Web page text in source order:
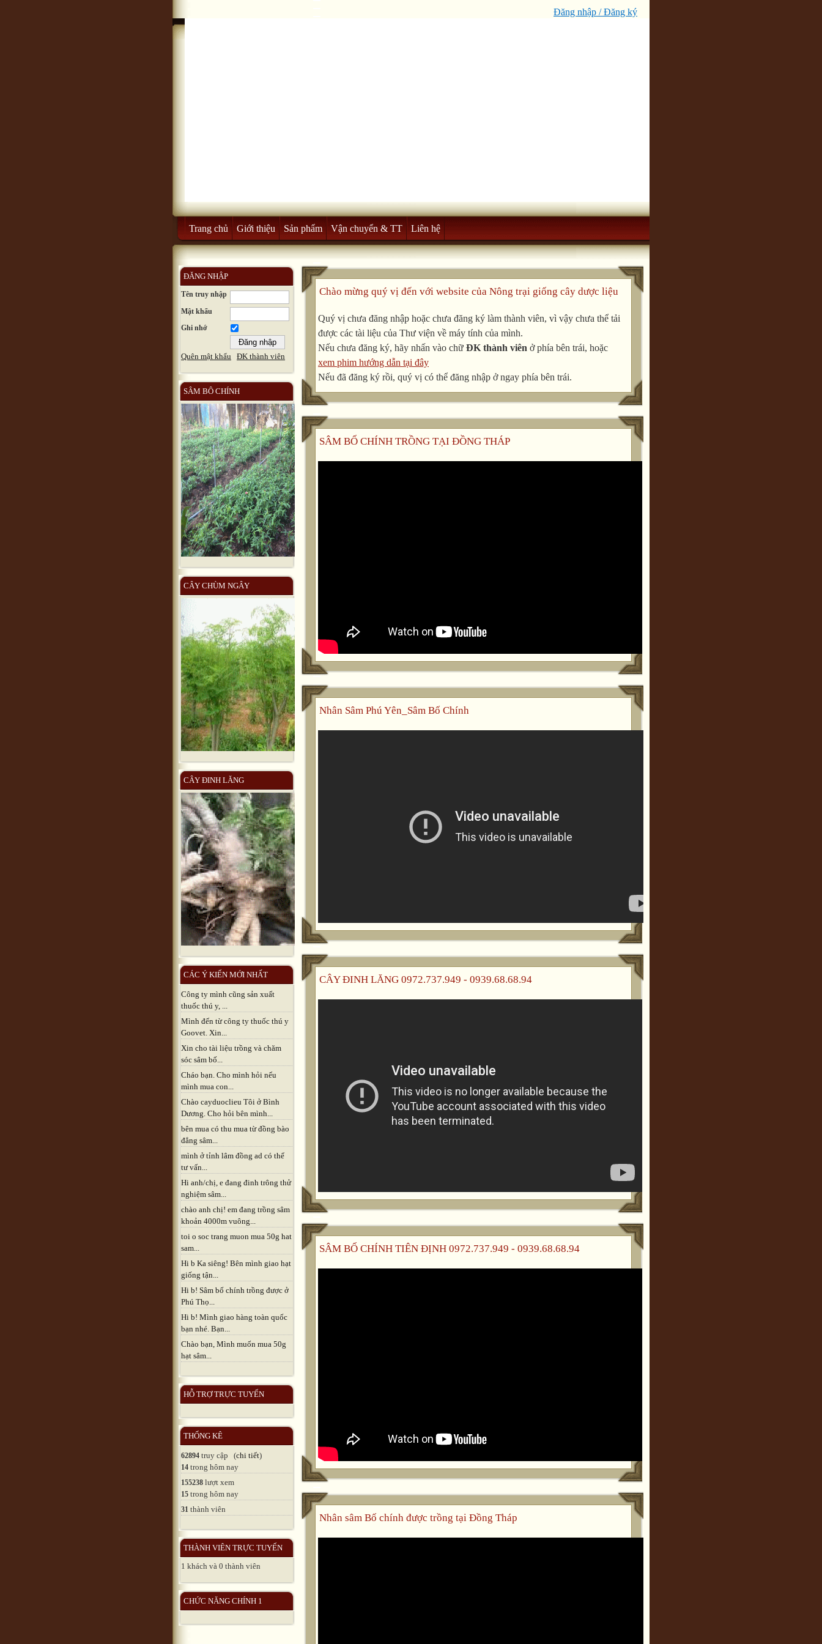
Đăng nhập / Đăng ký
Trang chủ Giới thiệu Sản phẩm Vận chuyển & TT Liên hệ
ĐĂNG NHẬP
Tên truy nhập
Mật khẩu
Ghi nhớ
Quên mật khẩu ĐK thành viên
SÂM BÔ CHÍNH
CÂY CHÙM NGÂY
CÂY ĐINH LĂNG
CÁC Ý KIẾN MỚI NHẤT
Công ty mình cũng sản xuất
thuốc thú y, ...
Mình đến từ công ty thuốc thú y
Goovet. Xin...
Xin cho tài liệu trồng và chăm
sóc sâm bố...
Cháo bạn. Cho mình hỏi nếu
mình mua con...
Chào cayduoclieu Tôi ở Bình
Dương. Cho hỏi bên mình...
bên mua có thu mua từ đồng bào
đẳng sâm...
mình ở tỉnh lâm đồng ad có thể
tư vấn...
Hi anh/chị, e đang đinh trông thử
nghiệm sâm...
chào anh chị! em đang trồng sâm
khoản 4000m vuông...
toi o soc trang muon mua 50g hat
sam...
Hi b Ka siêng! Bên mình giao hạt
giống tận...
Hi b! Sâm bố chính trồng được ở
Phú Thọ...
Hi b! Mình giao hàng toàn quốc
bạn nhé. Bạn...
Chào bạn, Mình muốn mua 50g
hạt sâm...
HỖ TRỢ TRỰC TUYẾN
THỐNG KÊ
62894 truy cập (chi tiết)
14 trong hôm nay
155238 lượt xem
15 trong hôm nay
31 thành viên
THÀNH VIÊN TRỰC TUYẾN
1 khách và 0 thành viên
CHỨC NĂNG CHÍNH 1
Chào mừng quý vị đến với website của Nông trại giống cây dược liệu
Quý vị chưa đăng nhập hoặc chưa đăng ký làm thành viên, vì vậy chưa thể tải
được các tài liệu của Thư viện về máy tính của mình.
Nếu chưa đăng ký, hãy nhấn vào chữ ĐK thành viên ở phía bên trái, hoặc
xem phim hướng dẫn tại đây
Nếu đã đăng ký rồi, quý vị có thể đăng nhập ở ngay phía bên trái.
SÂM BỐ CHÍNH TRỒNG TẠI ĐỒNG THÁP
Nhân Sâm Phú Yên_Sâm Bố Chính
CÂY ĐINH LĂNG 0972.737.949 - 0939.68.68.94
SÂM BỐ CHÍNH TIÊN ĐỊNH 0972.737.949 - 0939.68.68.94
Nhân sâm Bố chính được trồng tại Đồng Tháp